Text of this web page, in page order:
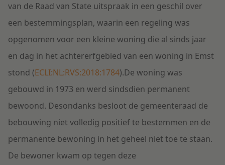
van de Raad van State uitspraak in een geschil over
een bestemmingsplan, waarin een regeling was
opgenomen voor een kleine woning die al sinds jaar
en dag in het achtererfgebied van een woning in Emst
stond (ECLI:NL:RVS:2018:1784).De woning was
gebouwd in 1973 en werd sindsdien permanent
bewoond. Desondanks besloot de gemeenteraad de
bebouwing niet volledig positief te bestemmen en de
permanente bewoning in het geheel niet toe te staan.
De bewoner kwam op tegen deze